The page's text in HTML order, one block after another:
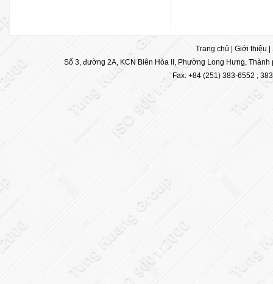
Trang chủ Giới thiệu
Số 3, đường 2A, KCN Biên Hòa II, Phường Long Hưng,
Fax: +84 (251) 383-6552 ;